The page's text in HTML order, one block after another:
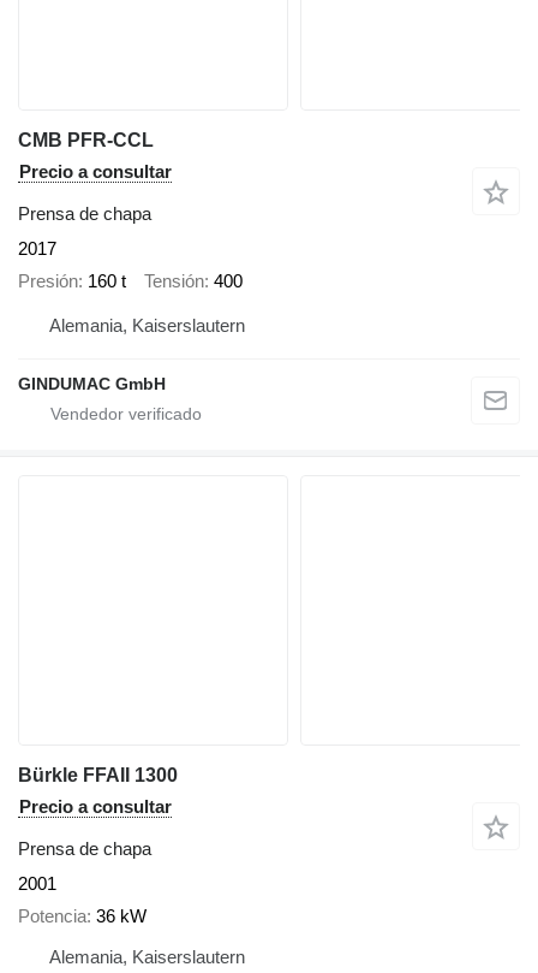
CMB PFR-CCL
Precio a consultar
Prensa de chapa
2017
Presión 160 t Tensión 400
Alemania, Kaiserslautern
GINDUMAC GmbH
Bürkle FFAII 1300
Precio a consultar
Prensa de chapa
2001
Potencia 36 kW
Alemania, Kaiserslautern